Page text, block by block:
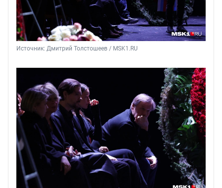
Источник: Дмитрий Толстошеев / MSK1.RU